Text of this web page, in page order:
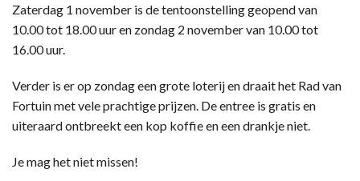
Zaterdag 1 november is de tentoonstelling geopend van
10.00 tot 18.00 uur en zondag 2 november van 10.00 tot
16.00 uur.
Verder is er op zondag een grote loterij en draait het Rad van
Fortuin met vele prachtige prijzen. De entree is gratis en
uiteraard ontbreekt een kop koffie en een drankje niet.
Je mag het niet missen!